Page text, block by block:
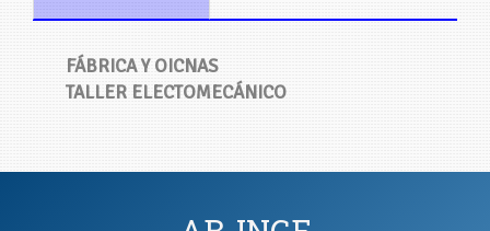
FÁBRICA Y OICNAS
TALLER ELECTOMECÁNICO